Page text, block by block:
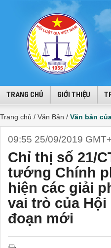
TRANG CHỦ GIỚI THIỆU
Trang chủ / Văn Bản / Văn bản
09:55 25/09/2019
Chỉ thị số 21/
tướng Chính
hiện các giải
vai trò của
đoạn mới